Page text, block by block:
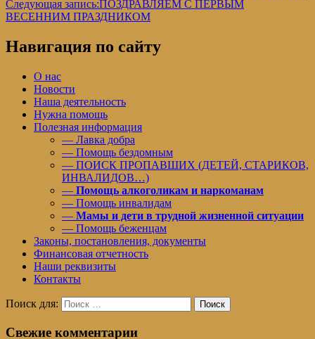
Следующая запись:ПОЗДРАВЛЯЕМ С ПЕРВЫМ
ВЕСЕННИМ ПРАЗДНИКОМ
Навигация по сайту
О нас
Новости
Наша деятельность
Нужна помощь
Полезная информация
— Лавка добра
— Помощь бездомным
— ПОИСК ПРОПАВШИХ (ДЕТЕЙ, СТАРИКОВ,
ИНВАЛИДОВ…)
— Помощь алкоголикам и наркоманам
— Помощь инвалидам
— Мамы и дети в трудной жизненной ситуации
— Помощь беженцам
Законы, постановления, документы
Финансовая отчетность
Наши реквизиты
Контакты
Поиск для: Поиск
Свежие комментарии